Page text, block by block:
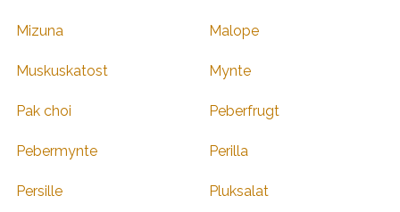
Mizuna Malope
Muskuskatost Mynte
Pak choi Peberfrugt
Pebermynte Perilla
Persille Pluksalat